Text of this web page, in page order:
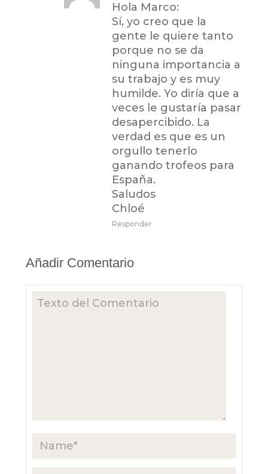
Hola Marco:
Sí, yo creo que la
gente le quiere tanto
porque no se da
ninguna importancia a
su trabajo y es muy
humilde. Yo diría que a
veces le gustaría pasar
desapercibido. La
verdad es que es un
orgullo tenerlo
ganando trofeos para
España.
Saludos
Chloé
Responder
Añadir Comentario